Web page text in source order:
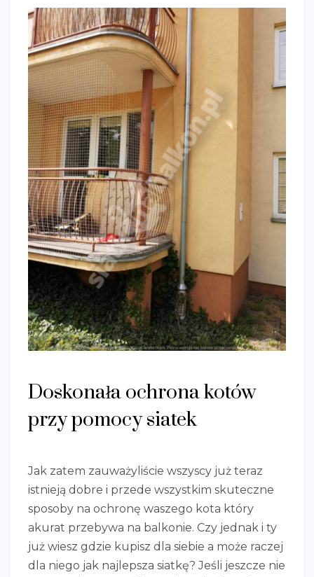
Doskonała ochrona kotów
przy pomocy siatek
Jak zatem zauważyliście wszyscy już teraz
istnieją dobre i przede wszystkim skuteczne
sposoby na ochronę waszego kota który
akurat przebywa na balkonie. Czy jednak i ty
już wiesz gdzie kupisz dla siebie a może raczej
dla niego jak najlepsza siatkę? Jeśli jeszcze nie